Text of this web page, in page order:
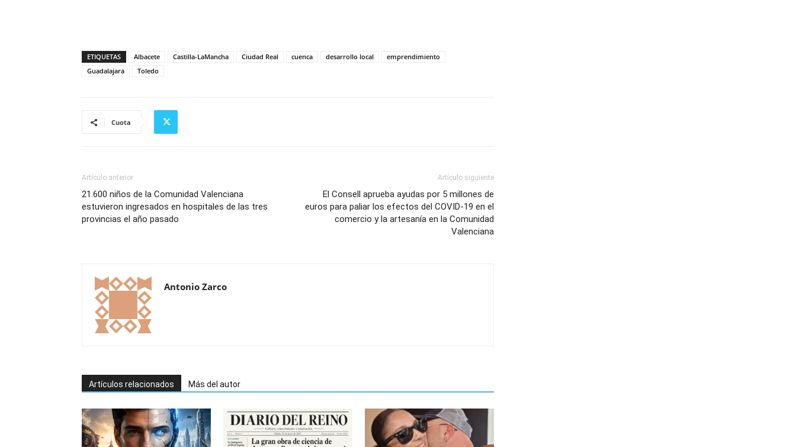
ETIQUETAS Albacete Castilla-LaMancha Ciudad Real cuenca desarrollo local
emprendimiento
Guadalajara
Toledo
Cuota
Artículo anterior
21.600 niños de la Comunidad Valenciana
estuvieron ingresados en hospitales de las tres
provincias el año pasado
Artículo siguiente
El Consell aprueba ayudas por 5 millones de
euros para paliar los efectos del COVID-19 en el
comercio y la artesanía en la Comunidad
Valenciana
Antonio Zarco
Artículos relacionados Más del autor